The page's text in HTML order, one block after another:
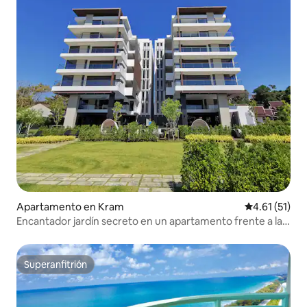
Apartamento en Kram Calificación
4.61 (51)
Encantador jardín secreto en un apartamento frente a la
Superanfitrión
Superanfitrión